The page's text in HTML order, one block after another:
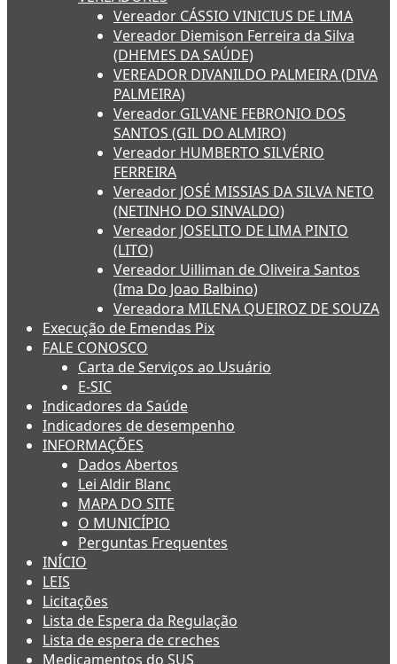
Vereador CÁSSIO VINICIUS DE LIMA
Vereador Diemison Ferreira da Silva
(DHEMES DA SAÚDE)
VEREADOR DIVANILDO PALMEIRA (DIVA
PALMEIRA)
Vereador GILVANE FEBRONIO DOS
SANTOS (GIL DO ALMIRO)
Vereador HUMBERTO SILVÉRIO
FERREIRA
Vereador JOSÉ MISSIAS DA SILVA NETO
(NETINHO DO SINVALDO)
Vereador JOSELITO DE LIMA PINTO
(LITO)
Vereador Uilliman de Oliveira Santos
(Ima Do Joao Balbino)
Vereadora MILENA QUEIROZ DE SOUZA
Execução de Emendas Pix
FALE CONOSCO
Carta de Serviços ao Usuário
E-SIC
Indicadores da Saúde
Indicadores de desempenho
INFORMAÇÕES
Dados Abertos
Lei Aldir Blanc
MAPA DO SITE
O MUNICÍPIO
Perguntas Frequentes
INÍCIO
LEIS
Licitações
Lista de Espera da Regulação
Lista de espera de creches
Medicamentos do SUS